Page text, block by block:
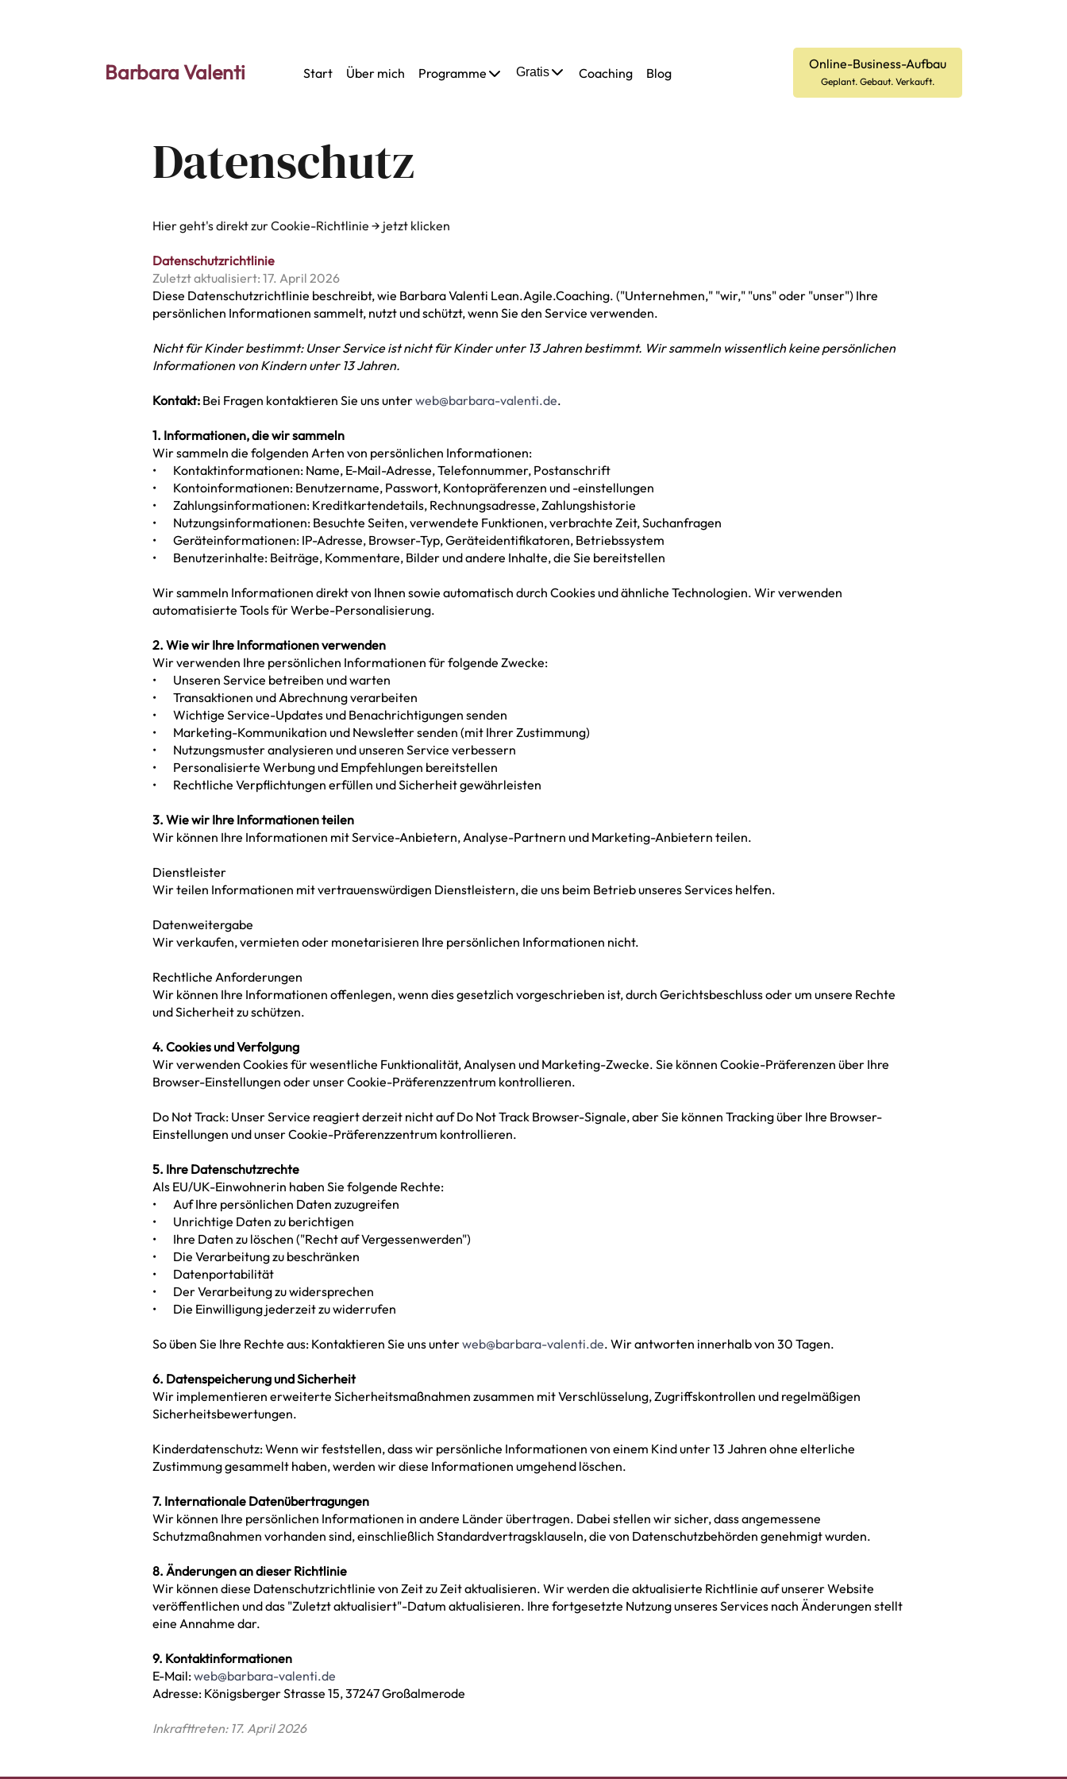
Barbara Valenti Start Über mich Programme Gratis Coaching Blog
Online-Business-Aufbau
Geplant. Gebaut. Verkauft.
Datenschutz
Hier geht's direkt zur Cookie-Richtlinie → jetzt klicken
Datenschutzrichtlinie
Zuletzt aktualisiert: 17. April 2026
Diese Datenschutzrichtlinie beschreibt, wie Barbara Valenti Lean.Agile.Coaching. ("Unternehmen," "wir," "uns" oder "unser") Ihre
persönlichen Informationen sammelt, nutzt und schützt, wenn Sie den Service verwenden.
Nicht für Kinder bestimmt: Unser Service ist nicht für Kinder unter 13 Jahren bestimmt. Wir sammeln wissentlich keine persönlichen
Informationen von Kindern unter 13 Jahren.
Kontakt: Bei Fragen kontaktieren Sie uns unterweb@barbara-valenti.de.
1. Informationen, die wir sammeln
Wir sammeln die folgenden Arten von persönlichen Informationen:
• Kontaktinformationen: Name, E-Mail-Adresse, Telefonnummer, Postanschrift
• Kontoinformationen: Benutzername, Passwort, Kontopräferenzen und -einstellungen
• Zahlungsinformationen: Kreditkartendetails, Rechnungsadresse, Zahlungshistorie
• Nutzungsinformationen: Besuchte Seiten, verwendete Funktionen, verbrachte Zeit, Suchanfragen
• Geräteinformationen: IP-Adresse, Browser-Typ, Geräteidentifikatoren, Betriebssystem
• Benutzerinhalte: Beiträge, Kommentare, Bilder und andere Inhalte, die Sie bereitstellen
Wir sammeln Informationen direkt von Ihnen sowie automatisch durch Cookies und ähnliche Technologien. Wir verwenden
automatisierte Tools für Werbe-Personalisierung.
2. Wie wir Ihre Informationen verwenden
Wir verwenden Ihre persönlichen Informationen für folgende Zwecke:
• Unseren Service betreiben und warten
• Transaktionen und Abrechnung verarbeiten
• Wichtige Service-Updates und Benachrichtigungen senden
• Marketing-Kommunikation und Newsletter senden (mit Ihrer Zustimmung)
• Nutzungsmuster analysieren und unseren Service verbessern
• Personalisierte Werbung und Empfehlungen bereitstellen
• Rechtliche Verpflichtungen erfüllen und Sicherheit gewährleisten
3. Wie wir Ihre Informationen teilen
Wir können Ihre Informationen mit Service-Anbietern, Analyse-Partnern und Marketing-Anbietern teilen.
Dienstleister
Wir teilen Informationen mit vertrauenswürdigen Dienstleistern, die uns beim Betrieb unseres Services helfen.
Datenweitergabe
Wir verkaufen, vermieten oder monetarisieren Ihre persönlichen Informationen nicht.
Rechtliche Anforderungen
Wir können Ihre Informationen offenlegen, wenn dies gesetzlich vorgeschrieben ist, durch Gerichtsbeschluss oder um unsere Rechte
und Sicherheit zu schützen.
4. Cookies und Verfolgung
Wir verwenden Cookies für wesentliche Funktionalität, Analysen und Marketing-Zwecke. Sie können Cookie-Präferenzen über Ihre
Browser-Einstellungen oder unser Cookie-Präferenzzentrum kontrollieren.
Do Not Track: Unser Service reagiert derzeit nicht auf Do Not Track Browser-Signale, aber Sie können Tracking über Ihre Browser-
Einstellungen und unser Cookie-Präferenzzentrum kontrollieren.
5. Ihre Datenschutzrechte
Als EU/UK-Einwohnerin haben Sie folgende Rechte:
• Auf Ihre persönlichen Daten zuzugreifen
• Unrichtige Daten zu berichtigen
• Ihre Daten zu löschen ("Recht auf Vergessenwerden")
• Die Verarbeitung zu beschränken
• Datenportabilität
• Der Verarbeitung zu widersprechen
• Die Einwilligung jederzeit zu widerrufen
So üben Sie Ihre Rechte aus: Kontaktieren Sie uns unterweb@barbara-valenti.de. Wir antworten innerhalb von 30 Tagen.
6. Datenspeicherung und Sicherheit
Wir implementieren erweiterte Sicherheitsmaßnahmen zusammen mit Verschlüsselung, Zugriffskontrollen und regelmäßigen
Sicherheitsbewertungen.
Kinderdatenschutz: Wenn wir feststellen, dass wir persönliche Informationen von einem Kind unter 13 Jahren ohne elterliche
Zustimmung gesammelt haben, werden wir diese Informationen umgehend löschen.
7. Internationale Datenübertragungen
Wir können Ihre persönlichen Informationen in andere Länder übertragen. Dabei stellen wir sicher, dass angemessene
Schutzmaßnahmen vorhanden sind, einschließlich Standardvertragsklauseln, die von Datenschutzbehörden genehmigt wurden.
8. Änderungen an dieser Richtlinie
Wir können diese Datenschutzrichtlinie von Zeit zu Zeit aktualisieren. Wir werden die aktualisierte Richtlinie auf unserer Website
veröffentlichen und das "Zuletzt aktualisiert"-Datum aktualisieren. Ihre fortgesetzte Nutzung unseres Services nach Änderungen stellt
eine Annahme dar.
9. Kontaktinformationen
E-Mail:web@barbara-valenti.de
Adresse: Königsberger Strasse 15, 37247 Großalmerode
Inkrafttreten: 17. April 2026